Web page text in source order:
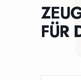
FÜR